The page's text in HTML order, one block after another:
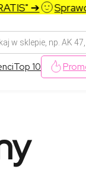
➔ Sprawdź
Top 10